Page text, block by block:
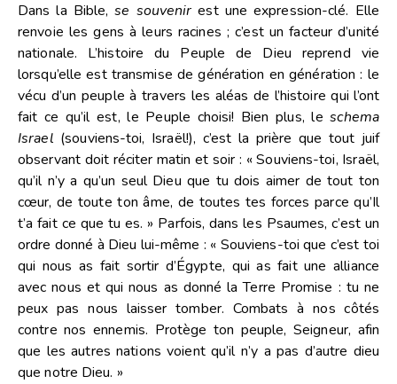
Dans la Bible,se souvenir est une expression-clé. Elle
renvoie les gens à leurs racines ; c’est un facteur d’unité
nationale. L’histoire du Peuple de Dieu reprend vie
lorsqu’elle est transmise de génération en génération : le
vécu d’un peuple à travers les aléas de l’histoire qui l’ont
fait ce qu’il est, le Peuple choisi! Bien plus, leschema
Israel (souviens-toi, Israël!), c’est la prière que tout juif
observant doit réciter matin et soir : « Souviens-toi, Israël,
qu’il n’y a qu’un seul Dieu que tu dois aimer de tout ton
cœur, de toute ton âme, de toutes tes forces parce qu’Il
t’a fait ce que tu es. » Parfois, dans les Psaumes, c’est un
ordre donné à Dieu lui-même : « Souviens-toi que c’est toi
qui nous as fait sortir d’Égypte, qui as fait une alliance
avec nous et qui nous as donné la Terre Promise : tu ne
peux pas nous laisser tomber. Combats à nos côtés
contre nos ennemis. Protège ton peuple, Seigneur, afin
que les autres nations voient qu’il n’y a pas d’autre dieu
que notre Dieu. »